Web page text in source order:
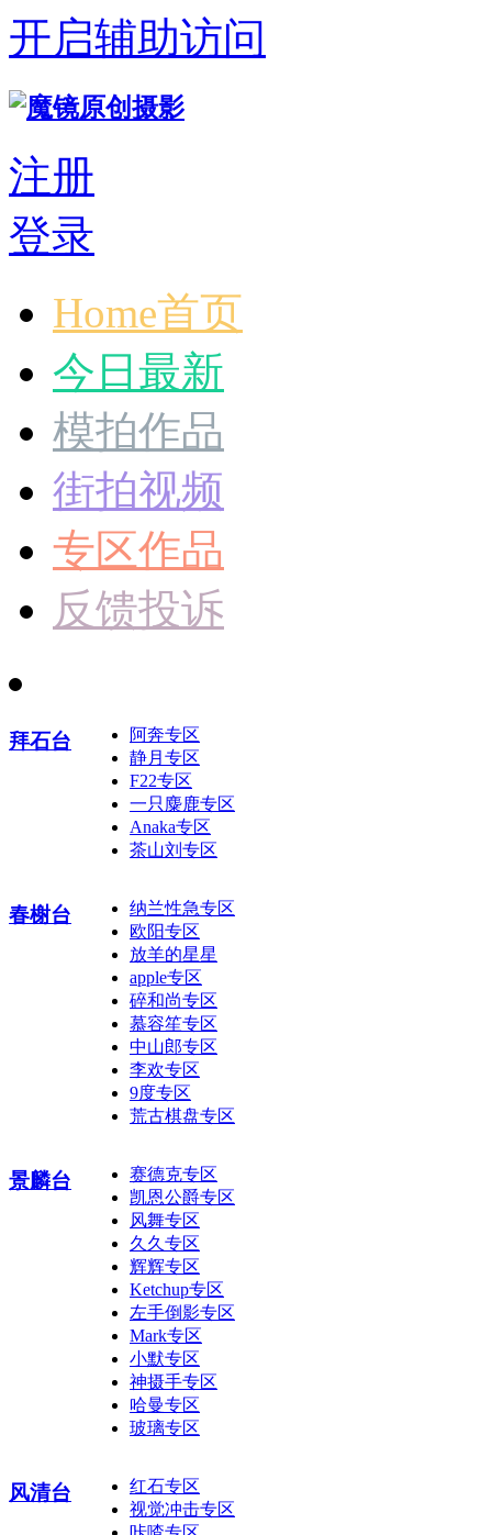
开启辅助访问
注册
登录
Home首页
今日最新
模拍作品
街拍视频
专区作品
反馈投诉
拜石台
阿奔专区
静月专区
F22专区
一只麋鹿专区
Anaka专区
茶山刘专区
春榭台
纳兰性急专区
欧阳专区
放羊的星星
apple专区
碎和尚专区
慕容笙专区
中山郎专区
李欢专区
9度专区
荒古棋盘专区
景麟台
赛德克专区
凯恩公爵专区
风舞专区
久久专区
辉辉专区
Ketchup专区
左手倒影专区
Mark专区
小默专区
神摄手专区
哈曼专区
玻璃专区
风清台
红石专区
视觉冲击专区